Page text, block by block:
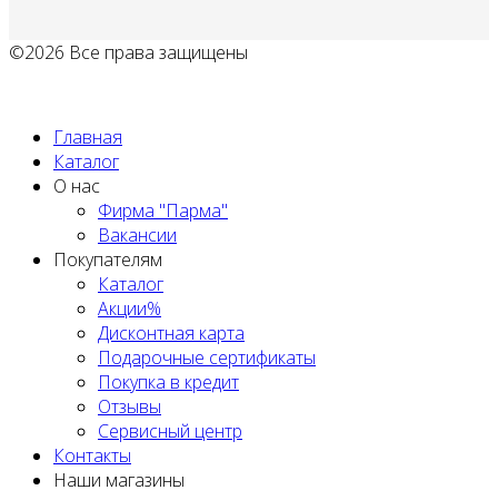
©2026 Все права защищены
Главная
Каталог
О нас
Фирма "Парма"
Вакансии
Покупателям
Каталог
Акции%
Дисконтная карта
Подарочные сертификаты
Покупка в кредит
Отзывы
Сервисный центр
Контакты
Наши магазины